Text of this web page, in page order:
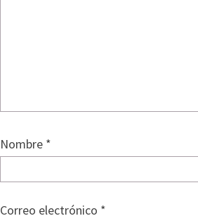
Nombre *
Correo electrónico *